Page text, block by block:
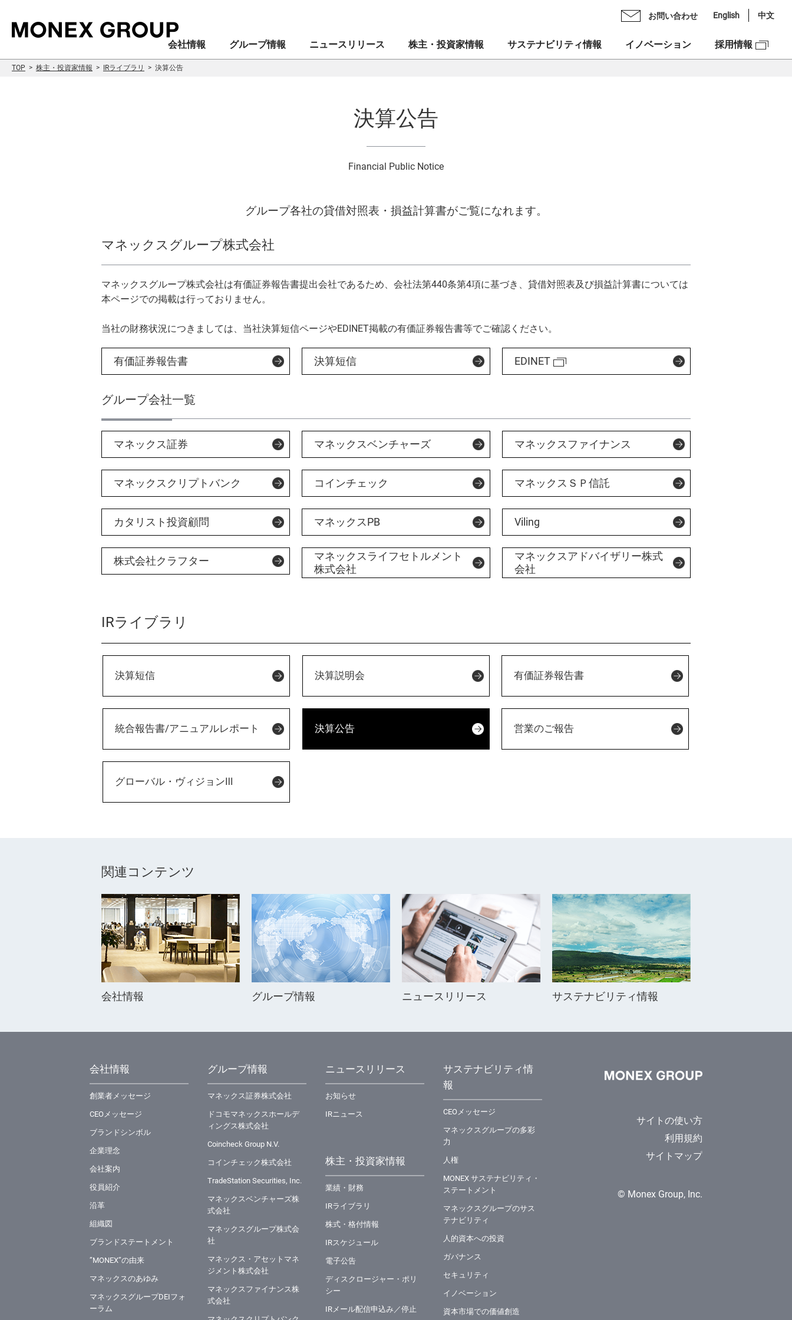
TOP 株主・投資家情報 IRライブラリ 決算公告
決算公告
Financial Public Notice
グループ各社の貸借対照表・損益計算書がご覧になれます。
マネックスグループ株式会社
マネックスグループ株式会社は有価証券報告書提出会社であるため、会社法第440条第4項に基づき、貸借対照表及び損益計算書については
本ページでの掲載は行っておりません。
当社の財務状況につきましては、当社決算短信ページやEDINET掲載の有価証券報告書等でご確認ください。
有価証券報告書 決算短信 EDINET
グループ会社一覧
マネックス証券 マネックスベンチャーズ マネックスファイナンス
マネックスクリプトバンク コインチェック マネックスＳＰ信託
カタリスト投資顧問 マネックスPB Viling
株式会社クラフター
マネックスライフセトルメント
株式会社
マネックスアドバイザリー株式
会社
English 中文
お問い合わせ
会社情報
ブランドシンボル
ブランドステートメント ”MONEX”の由来
グループ情報
ドコモマネックスホールディングス株式会社
マネックスグループ株式会社
ジーネックス株式会社 株式会社ヴィリング
マネックスPB株式会社 マネックスライフセトルメント株式会社
ニュースリリース 株主・投資家情報
株式・格付情報
よくあるご質問
サステナビリティ情報
ガバナンス セキュリティ
外部評価 ART IN THE OFFICE
マネックスグループの価値創造ストーリー
イノベーション 採用情報
関連コンテンツ
会社情報 グループ情報 ニュースリリース サステナビリティ情報
IRライブラリ
決算短信 決算説明会 有価証券報告書
統合報告書/アニュアルレポート 決算公告 営業のご報告
グローバル・ヴィジョンⅢ
サイトの使い方
利用規約
サイトマップ
© Monex Group, Inc.
会社情報
創業者メッセージ
CEOメッセージ
ブランドシンボル
企業理念
会社案内
役員紹介
沿革
組織図
ブランドステートメント
”MONEX”の由来
マネックスのあゆみ
マネックスグループDEIフォ
ーラム
グループ情報
マネックス証券株式会社
ドコモマネックスホールデ
ィングス株式会社
Coincheck Group N.V.
コインチェック株式会社
TradeStation Securities, Inc.
マネックスベンチャーズ株
式会社
マネックスグループ株式会
社
マネックス・アセットマネ
ジメント株式会社
マネックスファイナンス株
式会社
ニュースリリース
お知らせ
IRニュース
株主・投資家情報
業績・財務
IRライブラリ
株式・格付情報
IRスケジュール
電子公告
ディスクロージャー・ポリ
シー
IRメール配信申込み／停止
サステナビリティ情
報
CEOメッセージ
マネックスグループの多彩
力
⼈権
MONEX サステナビリティ・
ステートメント
マネックスグループのサス
テナビリティ
⼈的資本への投資
ガバナンス
セキュリティ
イノベーション
資本市場での価値創造